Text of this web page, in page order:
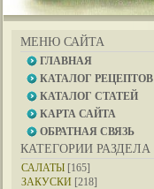
МЕНЮ САЙТА
ГЛАВНАЯ
КАТАЛОГ РЕЦЕПТОВ
КАТАЛОГ СТАТЕЙ
КАРТА САЙТА
ОБРАТНАЯ СВЯЗЬ
КАТЕГОРИИ РАЗДЕЛА
САЛАТЫ [165]
ЗАКУСКИ [218]